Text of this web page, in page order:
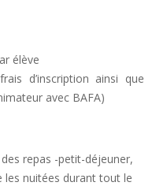
élève
d’inscription ainsi que
avec BAFA)
repas -petit-déjeuner,
les nuitées durant tout le